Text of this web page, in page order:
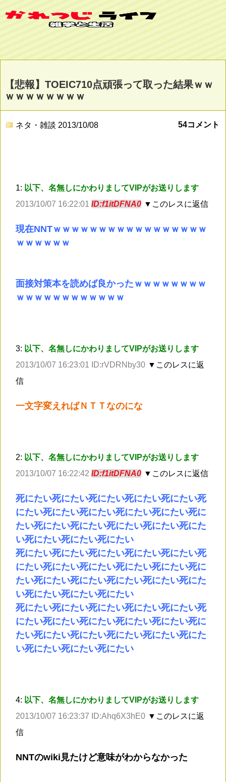
【悲報】TOEIC710点頑張って取った結果ｗｗ
ｗｗｗｗｗｗｗｗ
ネタ・雑談 2013/10/08 54コメント
1: 以下、名無しにかわりましてVIPがお送りします
2013/10/07 16:22:01 ID:f1itDFNA0 ▼このレスに返信
現在NNTｗｗｗｗｗｗｗｗｗｗｗｗｗｗｗｗｗ
ｗｗｗｗｗｗ
面接対策本を読めば良かったｗｗｗｗｗｗｗｗ
ｗｗｗｗｗｗｗｗｗｗｗｗ
3: 以下、名無しにかわりましてVIPがお送りします
2013/10/07 16:23:01 ID:rVDRNby30 ▼このレスに返
信
一文字変えればＮＴＴなのにな
2: 以下、名無しにかわりましてVIPがお送りします
2013/10/07 16:22:42 ID:f1itDFNA0 ▼このレスに返信
死にたい死にたい死にたい死にたい死にたい死
にたい死にたい死にたい死にたい死にたい死に
たい死にたい死にたい死にたい死にたい死にた
い死にたい死にたい死にたい
死にたい死にたい死にたい死にたい死にたい死
にたい死にたい死にたい死にたい死にたい死に
たい死にたい死にたい死にたい死にたい死にた
い死にたい死にたい死にたい
死にたい死にたい死にたい死にたい死にたい死
にたい死にたい死にたい死にたい死にたい死に
たい死にたい死にたい死にたい死にたい死にた
い死にたい死にたい死にたい
4: 以下、名無しにかわりましてVIPがお送りします
2013/10/07 16:23:37 ID:Ahq6X3hE0 ▼このレスに返
信
NNTのwiki見たけど意味がわからなかった